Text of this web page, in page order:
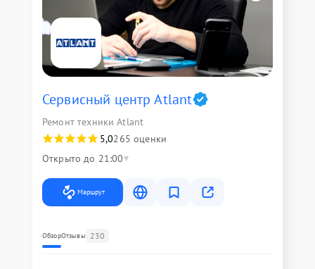
Сервисный центр Atlant
Ремонт техники Atlant
5,0265 оценки
Открыто до 21:00
Маршрут
ОбзорОтзывы 230